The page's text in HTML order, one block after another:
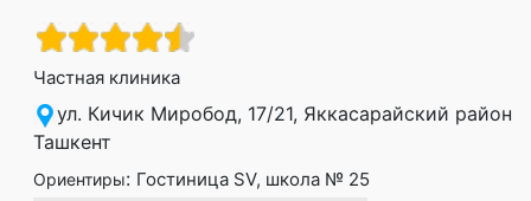
Частная клиника
ул. Кичик Миробод, 17/21, Яккасарайский район,
Ташкент
Ориентиры: Гостиница SV, школа № 25